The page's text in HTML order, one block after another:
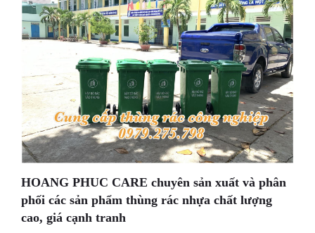
HOANG PHUC CARE chuyên sản xuất và phân
phối các sản phẩm thùng rác nhựa chất lượng
cao, giá cạnh tranh